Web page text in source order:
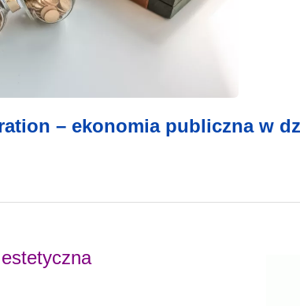
– ekonomia publiczna w